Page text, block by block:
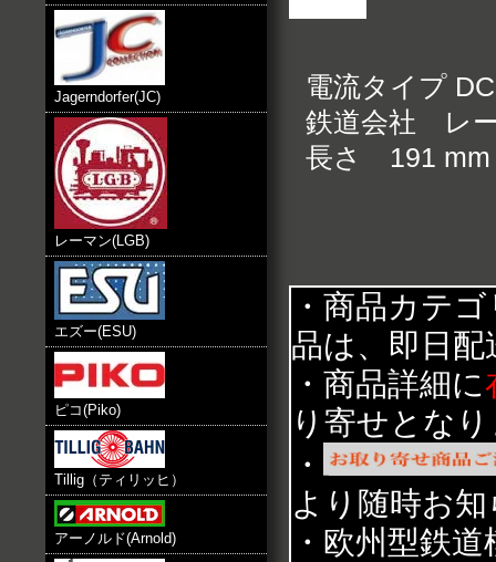
Jagerndorfer(JC)
レーマン(LGB)
エズー(ESU)
ピコ(Piko)
Tillig（ティリッヒ）
アーノルド(Arnold)
電流タイプ DC
鉄道会社 レ
長さ 191 mm
・商品カテ
品は、即日
・商品詳細に
り寄せとな
・
より随時お
・欧州型鉄